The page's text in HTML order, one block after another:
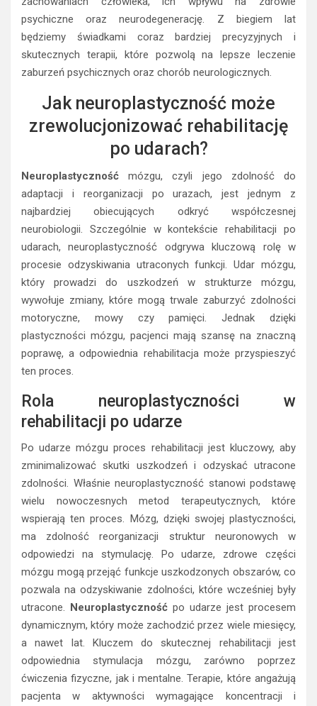
psychiczne oraz neurodegenerację. Z biegiem lat
będziemy świadkami coraz bardziej precyzyjnych i
skutecznych terapii, które pozwolą na lepsze leczenie
zaburzeń psychicznych oraz chorób neurologicznych.
Jak neuroplastyczność może
zrewolucjonizować rehabilitację
po udarach?
Neuroplastyczność mózgu, czyli jego zdolność do
adaptacji i reorganizacji po urazach, jest jednym z
najbardziej obiecujących odkryć współczesnej
neurobiologii. Szczególnie w kontekście rehabilitacji po
udarach, neuroplastyczność odgrywa kluczową rolę w
procesie odzyskiwania utraconych funkcji. Udar mózgu,
który prowadzi do uszkodzeń w strukturze mózgu,
wywołuje zmiany, które mogą trwale zaburzyć zdolności
motoryczne, mowy czy pamięci. Jednak dzięki
plastyczności mózgu, pacjenci mają szansę na znaczną
poprawę, a odpowiednia rehabilitacja może przyspieszyć
ten proces.
Rola neuroplastyczności w
rehabilitacji po udarze
Po udarze mózgu proces rehabilitacji jest kluczowy, aby
zminimalizować skutki uszkodzeń i odzyskać utracone
zdolności. Właśnie neuroplastyczność stanowi podstawę
wielu nowoczesnych metod terapeutycznych, które
wspierają ten proces. Mózg, dzięki swojej plastyczności,
ma zdolność reorganizacji struktur neuronowych w
odpowiedzi na stymulację. Po udarze, zdrowe części
mózgu mogą przejąć funkcje uszkodzonych obszarów, co
pozwala na odzyskiwanie zdolności, które wcześniej były
utracone.
Neuroplastyczność po udarze jest procesem
dynamicznym, który może zachodzić przez wiele miesięcy,
a nawet lat. Kluczem do skutecznej rehabilitacji jest
odpowiednia stymulacja mózgu, zarówno poprzez
ćwiczenia fizyczne, jak i mentalne. Terapie, które angażują
pacjenta w aktywności wymagające koncentracji i